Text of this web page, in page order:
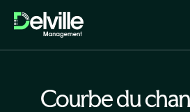
Courbe du